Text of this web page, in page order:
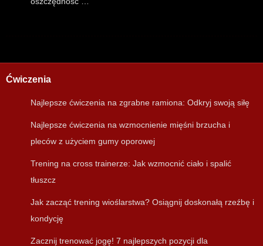
Ćwiczenia
Najlepsze ćwiczenia na zgrabne ramiona: Odkryj swoją siłę
Najlepsze ćwiczenia na wzmocnienie mięśni brzucha i
pleców z użyciem gumy oporowej
Trening na cross trainerze: Jak wzmocnić ciało i spalić
tłuszcz
Jak zacząć trening wioślarstwa? Osiągnij doskonałą rzeźbę i
kondycję
Zacznij trenować jogę! 7 najlepszych pozycji dla